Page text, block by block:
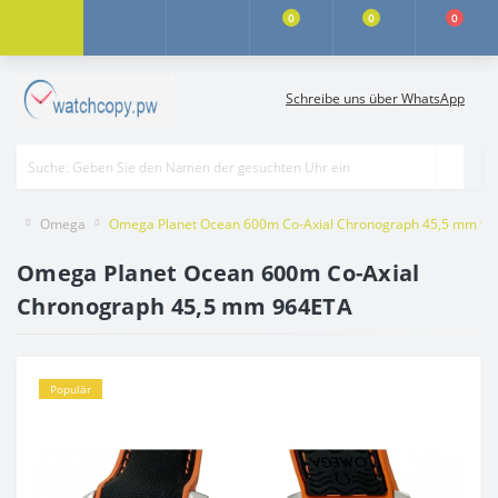
0 0 0
Schreibe uns über WhatsApp
Omega Omega Planet Ocean 600m Co-Axial Chronograph 45,5 mm
Omega Planet Ocean 600m Co-Axial
Chronograph 45,5 mm 964ETA
Populär